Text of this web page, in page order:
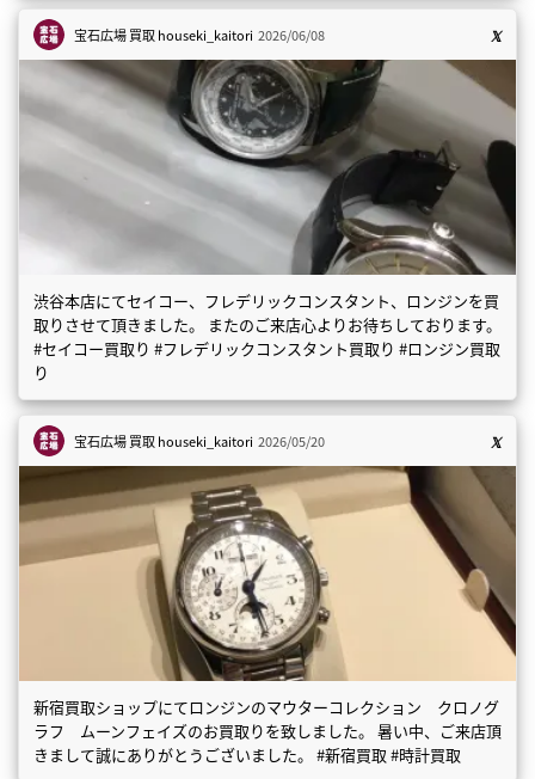
宝石広場 買取houseki_kaitori 2026/06/08
渋谷本店にてセイコー、フレデリックコンスタント、ロンジンを買
取りさせて頂きました。 またのご来店心よりお待ちしております。
#セイコー買取り #フレデリックコンスタント買取り #ロンジン買取
り
宝石広場 買取houseki_kaitori 2026/05/20
新宿買取ショップにてロンジンのマウターコレクション クロノグ
ラフ ムーンフェイズのお買取りを致しました。 暑い中、ご来店頂
きまして誠にありがとうございました。 #新宿買取 #時計買取